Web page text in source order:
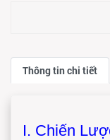
Thông tin chi tiết
I. Chiến